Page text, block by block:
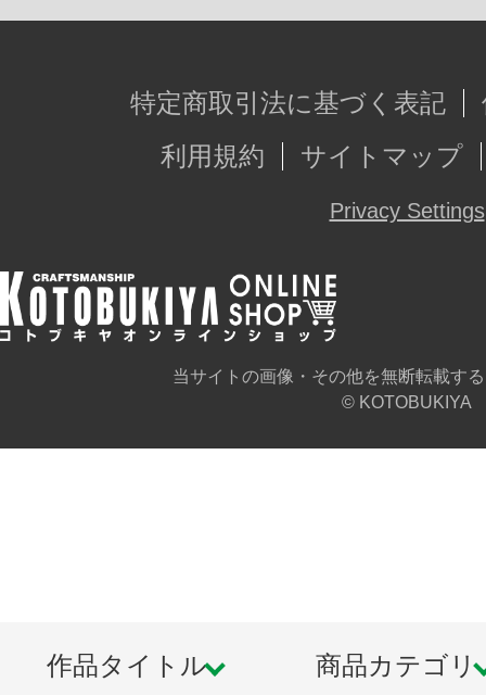
特定商取引法に基づく表記
利用規約
サイトマップ
Privacy Settings
当サイトの画像・その他を無断転載す
© KOTOBUKIYA
作品タイトル 商品カテゴリ